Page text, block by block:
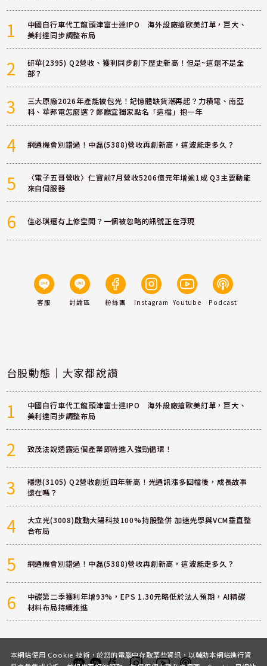
1
中國自行車代工龍頭津富士達IPO 海外設廠搶歐美訂單，巨大、
美利達同步調整布局
2
研華(2395) Q2營收、獲利同步創下歷史新高！但是~這還不是全
部？
3
三大原廠2026年產能被包光！記憶體缺貨潮再起？力積電、南亞
科、華邦電怎麼選？鄭廳宜獨家點名「這檔」抱一年
4 網通機會別錯過！中磊(5388)營收再創新高，這波能走多久？
5
〈電子五哥營收〉仁寶前7月營收5206億元年增逾1成 Q3主要動能
來自伺服器
6 佳必琪還有上修空間？一個被忽略的訊號正在浮現
客服 討論區 粉絲團 Instagram Youtube Podcast
台股動態｜大家都說讚
1
中國自行車代工龍頭津富士達IPO 海外設廠搶歐美訂單，巨大、
美利達同步調整布局
2 致茂法說透露這個產業即將進入強勁循環！
3
穩懋(3105) Q2營收創近四年新高！光通訊漲多回檔後，成長故事
還在嗎？
4
大立光(3008)啟動大陽科技100%持股整併 加速光學與VCM垂直整
合布局
5 網通機會別錯過！中磊(5388)營收再創新高，這波能走多久？
6
中碳第二季獲利年增93%，EPS 1.30元略低於法人預期，AI精碳
材料布局持續推進
本網站使用 Cookie 技術，於您的電腦中存取某些資訊，以輔助本網站進行資